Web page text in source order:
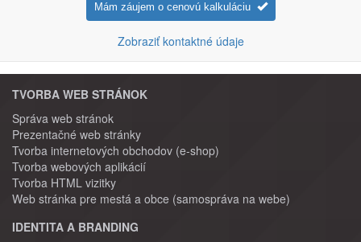
Mám záujem o cenovú kalkuláciu
Zobraziť kontaktné údaje
TVORBA WEB STRÁNOK
Správa web stránok
Prezentačné web stránky
Tvorba internetových obchodov (e-shop)
Tvorba webových aplikácií
Tvorba HTML vizitky
Web stránka pre mestá a obce (samospráva na webe)
IDENTITA A BRANDING